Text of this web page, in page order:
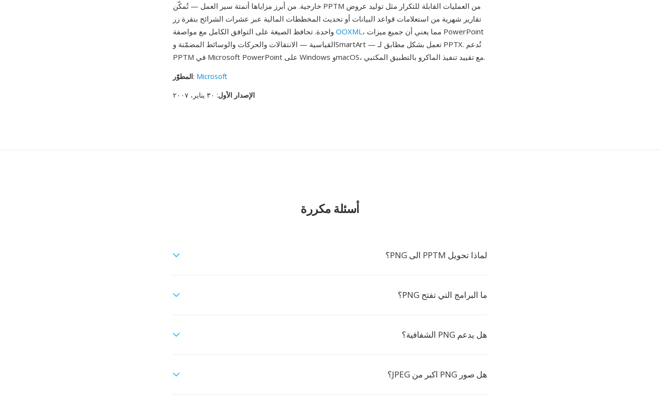
خارجية. من أبرز مزاياها أتمتة سير العمل — تُمكّن PPTM من العمليات القابلة للتكرار مثل توليد عروض
تقارير شهرية من استعلامات قواعد البيانات أو تحديث المخططات المالية عبر عشرات الشرائح بنقرة زر
OOXML، مما يعني أن جميع ميزات PowerPoint
القياسية — الانتقالات والحركات والوسائط المضمّنة وSmartArt — تعمل بشكل مطابق لـ PPTX. تُدعم
PPTM في Microsoft PowerPoint على Windows وmacOS، مع تقييد تنفيذ الماكرو بالتطبيق المكتبي.
المطوّر: Microsoft
الإصدار الأول: ٣٠ يناير، ٢٠٠٧
أسئلة مكررة
لماذا تحويل PPTM الى PNG؟
ما البرامج التي تفتح PNG؟
هل يدعم PNG الشفافية؟
هل صور PNG اكبر من JPEG؟